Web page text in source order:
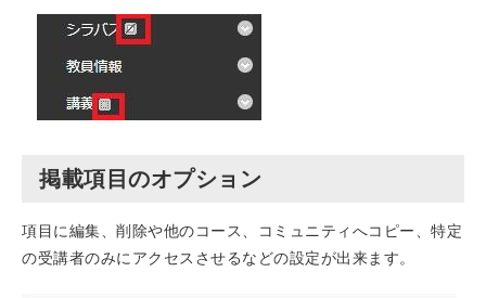
掲載項目のオプション
項目に編集、削除や他のコース、コミュニティへコピー、特定
の受講者のみにアクセスさせるなどの設定が出来ます。